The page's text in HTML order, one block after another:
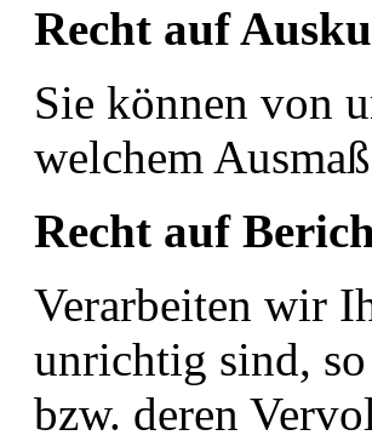
Recht auf
Sie können von
welchem
Recht auf
Verarbeiten wir
unrichtig sind,
bzw. deren